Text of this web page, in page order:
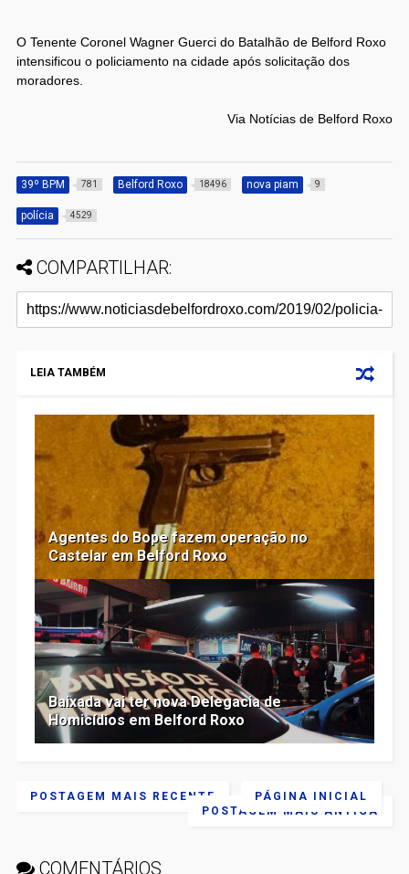
O Tenente Coronel Wagner Guerci do Batalhão de Belford Roxo
intensificou o policiamento na cidade após solicitação dos
moradores.
Via Notícias de Belford Roxo
39º BPM 781 Belford Roxo 18496 nova piam 9
polícia 4529
COMPARTILHAR:
LEIA TAMBÉM
Agentes do Bope fazem operação no
Castelar em Belford Roxo
Baixada vai ter nova Delegacia de
Homicídios em Belford Roxo
POSTAGEM MAIS RECENTE
POSTAGEM MAIS ANTIGA
PÁGINA INICIAL
COMENTÁRIOS